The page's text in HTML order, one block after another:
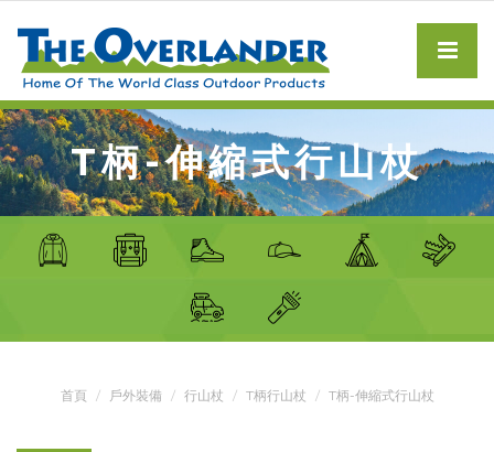
T柄-伸縮式行山杖
首頁 戶外裝備 行山杖 T柄行山杖 T柄-伸縮式行山杖